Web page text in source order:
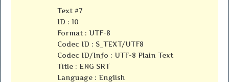
Text #7
ID : 10
Format : UTF-8
Codec ID : S_TEXT/UTF8
Codec ID/Info : UTF-8 Plain Text
Title : ENG SRT
Language : English